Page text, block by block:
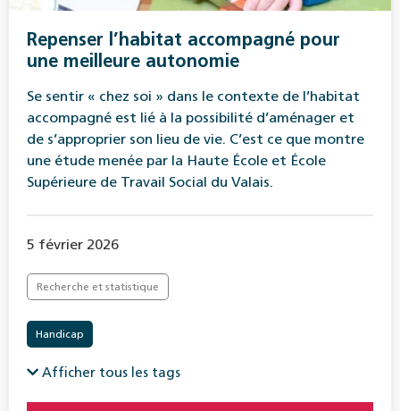
Repenser l’habitat accompagné pour
une meilleure autonomie
Se sentir « chez soi » dans le contexte de l’habitat
accompagné est lié à la possibilité d’aménager et
de s’approprier son lieu de vie. C’est ce que montre
une étude menée par la Haute École et École
Supérieure de Travail Social du Valais.
5 février 2026
Recherche et statistique
Handicap
Afficher tous les tags